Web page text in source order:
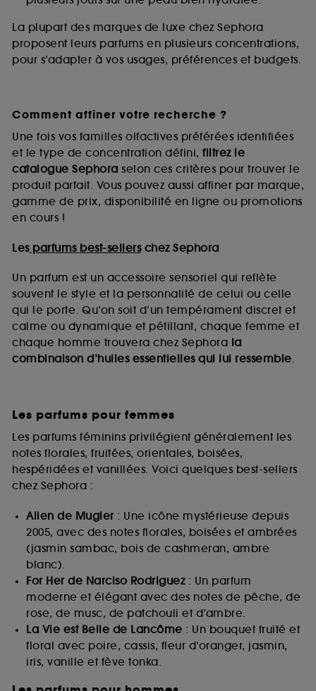
La plupart des marques de luxe chez Sephora
proposent leurs parfums en plusieurs concentrations,
pour s’adapter à vos usages, préférences et budgets.
Comment affiner votre recherche ?
Une fois vos familles olfactives préférées identifiées
et le type de concentration défini, filtrez le
catalogue Sephora selon ces critères pour trouver le
produit parfait. Vous pouvez aussi affiner par marque,
gamme de prix, disponibilité en ligne ou promotions
en cours !
Lesparfums best-sellerschez Sephora
Un parfum est un accessoire sensoriel qui reflète
souvent le style et la personnalité de celui ou celle
qui le porte. Qu’on soit d’un tempérament discret et
calme ou dynamique et pétillant, chaque femme et
chaque homme trouvera chez Sephora la
combinaison d’huiles essentielles qui lui ressemble.
Les parfums pour femmes
Les parfums féminins privilégient généralement les
notes florales, fruitées, orientales, boisées,
hespéridées et vanillées. Voici quelques best-sellers
chez Sephora :
Alien de Mugler: Une icône mystérieuse depuis
2005, avec des notes florales, boisées et ambrées
(jasmin sambac, bois de cashmeran, ambre
blanc).
For Her de Narciso Rodriguez: Un parfum
moderne et élégant avec des notes de pêche, de
rose, de musc, de patchouli et d’ambre.
La Vie est Belle de Lancôme : Un bouquet fruité et
floral avec poire, cassis, fleur d’oranger, jasmin,
iris, vanille et fève tonka.